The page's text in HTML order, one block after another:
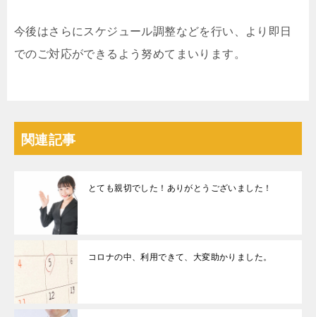
今後はさらにスケジュール調整などを行い、より即日
でのご対応ができるよう努めてまいります。
関連記事
とても親切でした！ありがとうございました！
コロナの中、利用できて、大変助かりました。